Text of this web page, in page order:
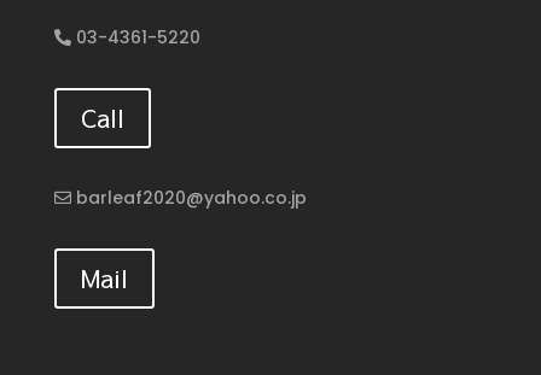
03-4361-5220
Call
barleaf2020@yahoo.co.jp
Mail